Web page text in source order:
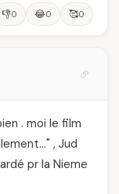
👎0 😂0 🥰0
. moi le film
, Jud
pr la Nieme